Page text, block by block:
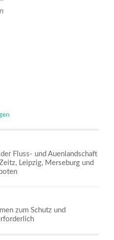
Fluss- und Auenlandschaft
Leipzig, Merseburg und
zum Schutz und